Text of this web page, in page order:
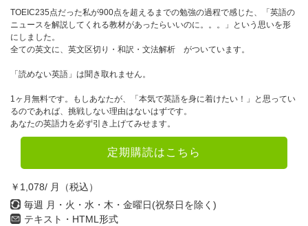
TOEIC235点だった私が900点を超えるまでの勉強の過程で感じた、「英語の
ニュースを解説してくれる教材があったらいいのに。。。」という思いを形
にしました。
全ての英文に、英文区切り・和訳・文法解析 がついています。
「読めない英語」は聞き取れません。
1ヶ月無料です。もしあなたが、「本気で英語を身に着けたい！」と思ってい
るのであれば、挑戦しない理由はないはずです。
あなたの英語力を必ず引き上げてみせます。
定期購読はこちら
￥1,078/ 月（税込）
毎週 月・火・水・木・金曜日(祝祭日を除く)
テキスト・HTML形式